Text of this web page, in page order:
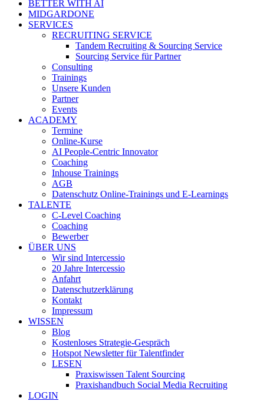
BETTER WITH AI
MIDGARDONE
SERVICES
RECRUITING SERVICE
Tandem Recruiting & Sourcing Service
Sourcing Service für Partner
Consulting
Trainings
Unsere Kunden
Partner
Events
ACADEMY
Termine
Online-Kurse
AI People-Centric Innovator
Coaching
Inhouse Trainings
AGB
Datenschutz Online-Trainings und E-Learnings
TALENTE
C-Level Coaching
Coaching
Bewerber
ÜBER UNS
Wir sind Intercessio
20 Jahre Intercessio
Anfahrt
Datenschutzerklärung
Kontakt
Impressum
WISSEN
Blog
Kostenloses Strategie-Gespräch
Hotspot Newsletter für Talentfinder
LESEN
Praxiswissen Talent Sourcing
Praxishandbuch Social Media Recruiting
LOGIN